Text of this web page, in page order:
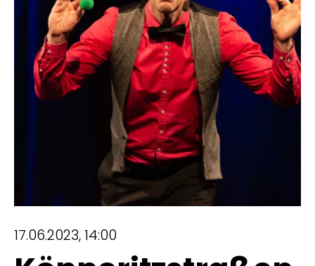
17.06.2023, 14:00